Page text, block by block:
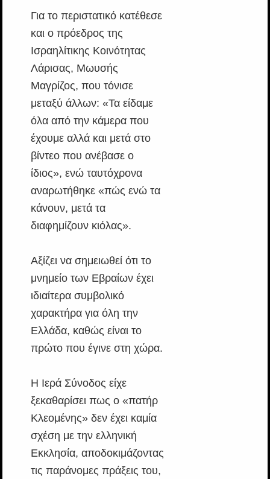
Για το περιστατικό κατέθεσε
και ο πρόεδρος της
Ισραηλίτικης Κοινότητας
Λάρισας, Μωυσής
Μαγρίζος, που τόνισε
μεταξύ άλλων: «Τα είδαμε
όλα από την κάμερα που
έχουμε αλλά και μετά στο
βίντεο που ανέβασε ο
ίδιος», ενώ ταυτόχρονα
αναρωτήθηκε «πώς ενώ τα
κάνουν, μετά τα
διαφημίζουν κιόλας».
Αξίζει να σημειωθεί ότι το
μνημείο των Εβραίων έχει
ιδιαίτερα συμβολικό
χαρακτήρα για όλη την
Ελλάδα, καθώς είναι το
πρώτο που έγινε στη χώρα.
Η Ιερά Σύνοδος είχε
ξεκαθαρίσει πως ο «πατήρ
Κλεομένης» δεν έχει καμία
σχέση με την ελληνική
Εκκλησία, αποδοκιμάζοντας
τις παράνομες πράξεις του,